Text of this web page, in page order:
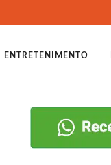
ENTRETENIMENTO